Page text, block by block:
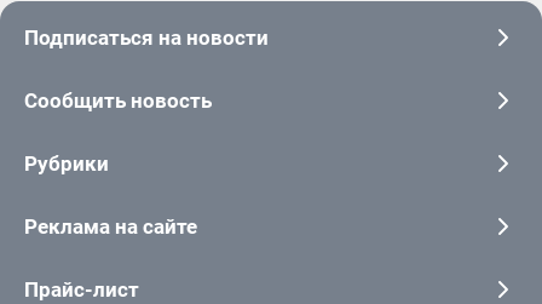
Подписаться на новости
Сообщить новость
Рубрики
Реклама на сайте
Прайс-лист